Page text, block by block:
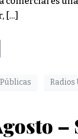
[…]